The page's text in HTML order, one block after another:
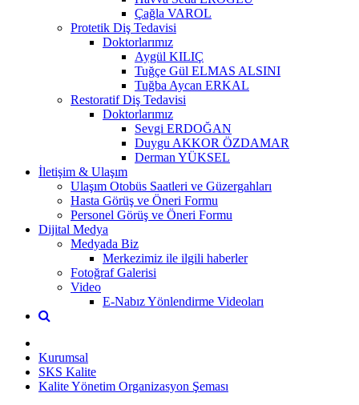
Çağla VAROL
Protetik Diş Tedavisi
Doktorlarımız
Aygül KILIÇ
Tuğçe Gül ELMAS ALSINI
Tuğba Aycan ERKAL
Restoratif Diş Tedavisi
Doktorlarımız
Sevgi ERDOĞAN
Duygu AKKOR ÖZDAMAR
Derman YÜKSEL
İletişim & Ulaşım
Ulaşım Otobüs Saatleri ve Güzergahları
Hasta Görüş ve Öneri Formu
Personel Görüş ve Öneri Formu
Dijital Medya
Medyada Biz
Merkezimiz ile ilgili haberler
Fotoğraf Galerisi
Video
E-Nabız Yönlendirme Videoları
Kurumsal
SKS Kalite
Kalite Yönetim Organizasyon Şeması